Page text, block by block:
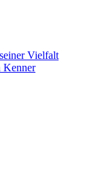
Vielfalt
Kenner